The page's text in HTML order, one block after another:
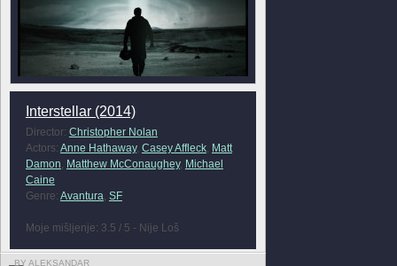
Interstellar (2014)
Director: Christopher Nolan
Actors: Anne Hathaway, Casey Affleck, Matt
Damon, Matthew McConaughey, Michael
Caine
Genre: Avantura, SF
Moje mišljenje: 3.5 / 5 - Nije Loš
BY ALEKSANDAR